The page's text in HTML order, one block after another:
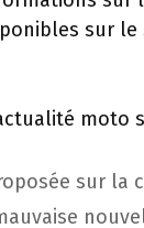
sur le
moto
sur la